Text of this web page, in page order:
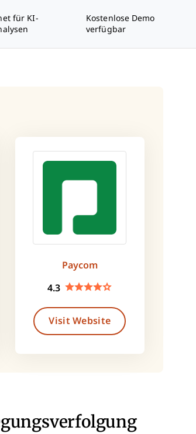
für KI-
Kostenlose Demo
verfügbar
Paycom
4.3
Visit Website